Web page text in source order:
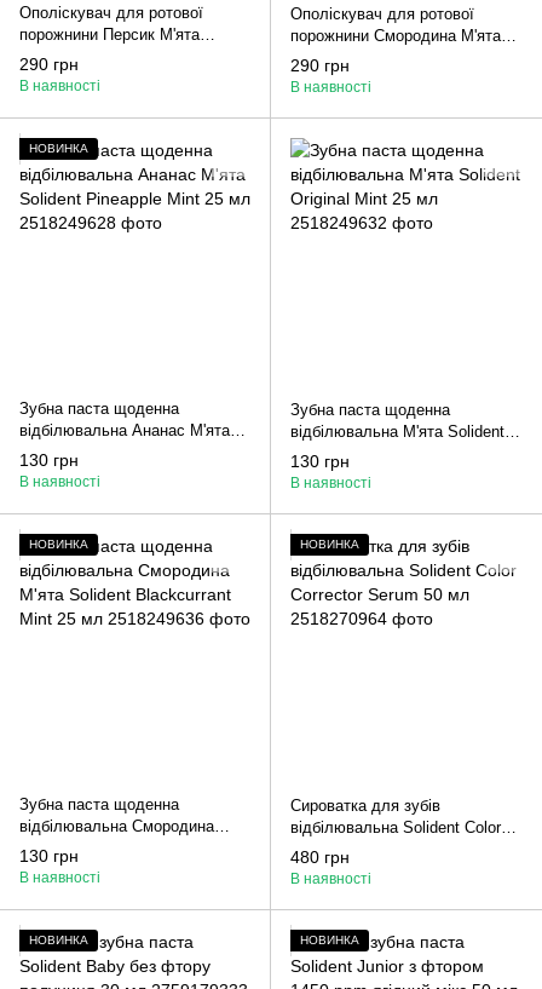
Ополіскувач для ротової
порожнини Персик М'ята
Solident Peach Mint 250 мл
290 грн
В наявності
Ополіскувач для ротової
порожнини Смородина М'ята
Solident Blackcurrant Mint 250
мл
290 грн
В наявності
НОВИНКА
Зубна паста щоденна
відбілювальна Ананас М'ята
Solident Pineapple Mint 25 мл
130 грн
В наявності
Зубна паста щоденна
відбілювальна М'ята Solident
Original Mint 25 мл
130 грн
В наявності
НОВИНКА
Зубна паста щоденна
відбілювальна Смородина
М'ята Solident Blackcurrant Mint
25 мл
130 грн
В наявності
НОВИНКА
Сироватка для зубів
відбілювальна Solident Color
Corrector Serum 50 мл
480 грн
В наявності
НОВИНКА НОВИНКА